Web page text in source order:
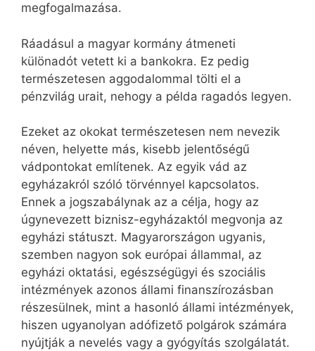
megfogalmazása.
Ráadásul a magyar kormány átmeneti
különadót vetett ki a bankokra. Ez pedig
természetesen aggodalommal tölti el a
pénzvilág urait, nehogy a példa ragadós legyen.
Ezeket az okokat természetesen nem nevezik
néven, helyette más, kisebb jelentőségű
vádpontokat említenek. Az egyik vád az
egyházakról szóló törvénnyel kapcsolatos.
Ennek a jogszabálynak az a célja, hogy az
úgynevezett biznisz-egyházaktól megvonja az
egyházi státuszt. Magyarországon ugyanis,
szemben nagyon sok európai állammal, az
egyházi oktatási, egészségügyi és szociális
intézmények azonos állami finanszírozásban
részesülnek, mint a hasonló állami intézmények,
hiszen ugyanolyan adófizető polgárok számára
nyújtják a nevelés vagy a gyógyítás szolgálatát.